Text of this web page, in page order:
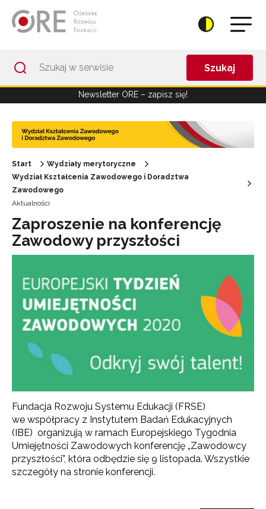
Szukaj
Newsletter ORE – zapisz się!
Start
Wydziały merytoryczne
Wydział Kształcenia Zawodowego i Doradztwa
Zawodowego
Aktualności
Zaproszenie na konferencję
Zawodowy przyszłości
Fundacja Rozwoju Systemu Edukacji (FRSE)
we współpracy z Instytutem Badań Edukacyjnych
(IBE) organizują w ramach Europejskiego Tygodnia
Umiejętności Zawodowych konferencję „Zawodowcy
przyszłości”, która odbędzie się 9 listopada. Wszystkie
szczegóły na stronie konferencji.